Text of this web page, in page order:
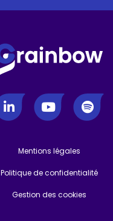
Mentions légales
Politique de confidentialité
Gestion des cookies